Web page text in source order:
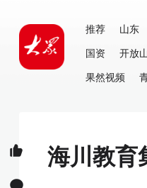
推荐 山东
国资
开放
果然视频
海川教育